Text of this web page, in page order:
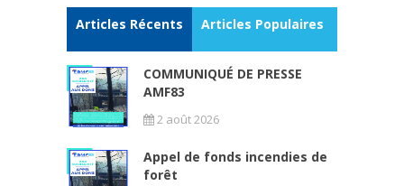
Articles Récents Articles Populaires
COMMUNIQUÉ DE PRESSE
AMF83
2 août 2026
Appel de fonds incendies de
forêt